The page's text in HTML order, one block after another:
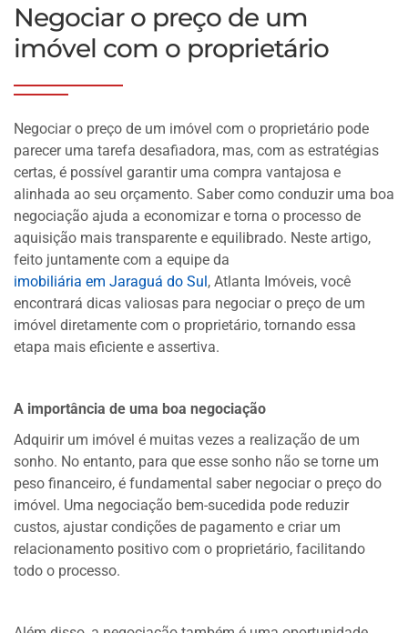
Negociar o preço de um
imóvel com o proprietário
Negociar o preço de um imóvel com o proprietário pode
parecer uma tarefa desafiadora, mas, com as estratégias
certas, é possível garantir uma compra vantajosa e
alinhada ao seu orçamento. Saber como conduzir uma boa
negociação ajuda a economizar e torna o processo de
aquisição mais transparente e equilibrado. Neste artigo,
feito juntamente com a equipe da
imobiliária em Jaraguá do Sul, Atlanta Imóveis, você
encontrará dicas valiosas para negociar o preço de um
imóvel diretamente com o proprietário, tornando essa
etapa mais eficiente e assertiva.
A importância de uma boa negociação
Adquirir um imóvel é muitas vezes a realização de um
sonho. No entanto, para que esse sonho não se torne um
peso financeiro, é fundamental saber negociar o preço do
imóvel. Uma negociação bem-sucedida pode reduzir
custos, ajustar condições de pagamento e criar um
relacionamento positivo com o proprietário, facilitando
todo o processo.